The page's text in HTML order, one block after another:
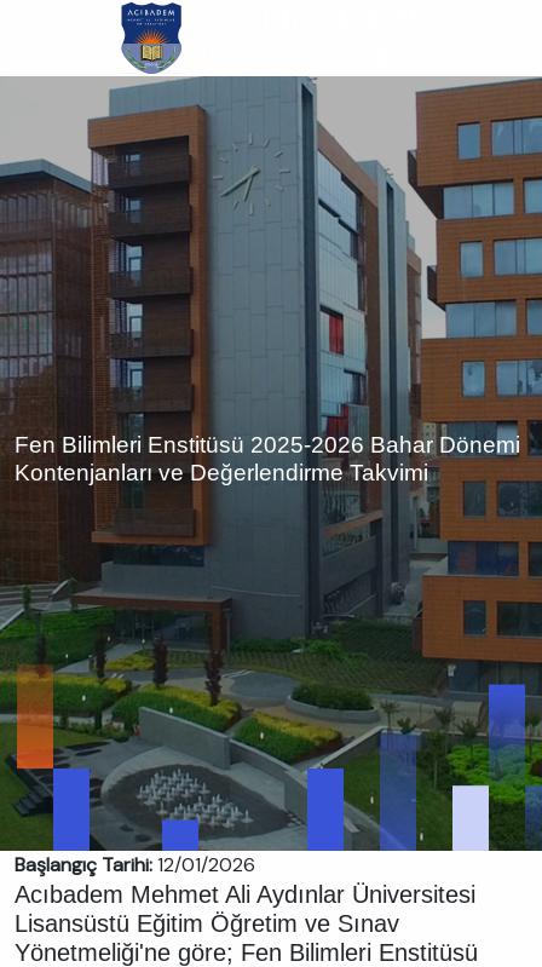
atla
Fen Bilimleri Enstitüsü 2025-2026 Bahar Dönemi
Kontenjanları ve Değerlendirme Takvimi
Başlangıç Tarihi:12/01/2026
Acıbadem Mehmet Ali Aydınlar Üniversitesi
Lisansüstü Eğitim Öğretim ve Sınav
Yönetmeliği'ne göre; Fen Bilimleri Enstitüsü